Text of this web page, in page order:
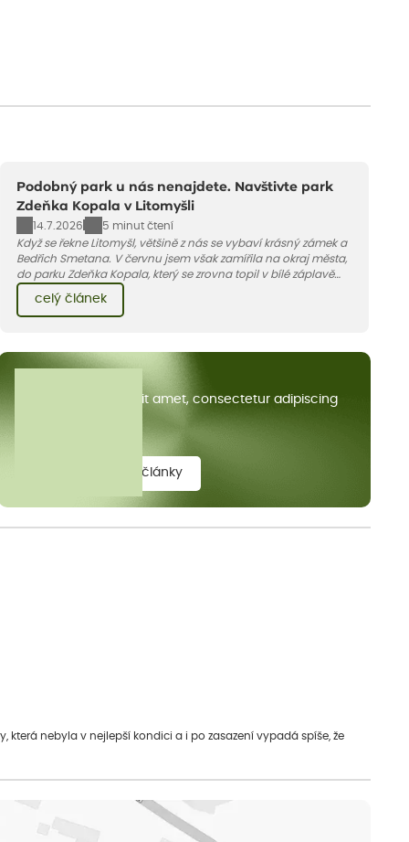
Podobný park u nás nenajdete. Navštivte park
Zdeňka Kopala v Litomyšli
14.7.2026
5 minut čtení
Když se řekne Litomyšl, většině z nás se vybaví krásný zámek a
Bedřich Smetana. V červnu jsem však zamířila na okraj města,
do parku Zdeňka Kopala, který se zrovna topil v bílé záplavě
kvetoucích kopretin. Fotky řeknou víc než slova, přidávám k
nim pár řádků o tom, jak tento jedinečný kus krajiny vznikl.
celý článek
Lorem ipsum dolor sit amet, consectetur adipiscing
zobrazit všechny články
nebyla v nejlepší kondici a i po zasazení vypadá spíše, že